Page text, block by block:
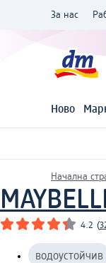
За нас
Ново
Начална
4.2 (
водоустойчив